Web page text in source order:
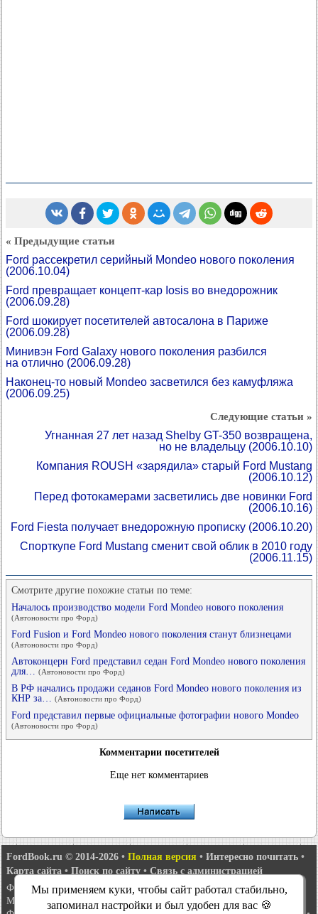
« Предыдущие статьи
Ford рассекретил серийный Mondeo нового поколения
(2006.10.04)
Ford превращает концепт-кар Iosis во внедорожник
(2006.09.28)
Ford шокирует посетителей автосалона в Париже
(2006.09.28)
Минивэн Ford Galaxy нового поколения разбился
на отлично (2006.09.28)
Наконец-то новый Mondeo засветился без камуфляжа
(2006.09.25)
Следующие статьи »
Угнанная 27 лет назад Shelby GT-350 возвращена,
но не владельцу (2006.10.10)
Компания ROUSH «зарядила» старый Ford Mustang
(2006.10.12)
Перед фотокамерами засветились две новинки Ford
(2006.10.16)
Ford Fiesta получает внедорожную прописку (2006.10.20)
Спорткупе Ford Mustang сменит свой облик в 2010 году
(2006.11.15)
Смотрите другие похожие статьи по теме:
Началось производство модели Ford Mondeo нового поколения
(Автоновости про Форд)
Ford Fusion и Ford Mondeo нового поколения станут близнецами
(Автоновости про Форд)
Автоконцерн Ford представил седан Ford Mondeo нового поколения
для… (Автоновости про Форд)
В РФ начались продажи седанов Ford Mondeo нового поколения из
КНР за… (Автоновости про Форд)
Ford представил первые официальные фотографии нового Mondeo
(Автоновости про Форд)
Комментарии посетителей
Еще нет комментариев
FordBook.ru © 2014-2026 • Полная версия • Интересно почитать •
Карта сайта • Поиск по сайту • Связь с администрацией
Фокус 1• Фокус Турнир 1•Фокус 2•Мондео 1•Мондео 1 и 2•
Мондео 2•Мондео 3•Мондео 4•Эскорт 3•Эскорт 4 •Эскорт 5
Мы применяем куки, чтобы сайт работал стабильно,
запоминал настройки и был удобен для вас 🍪